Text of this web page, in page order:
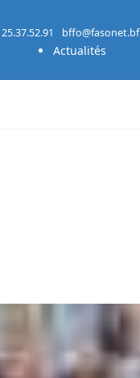
bffo@fasonet.bf
Actualités